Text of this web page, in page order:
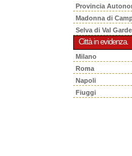
Provincia
Madonna di
Selva di Val
Città in evidenza.
Milano
Roma
Napoli
Fiuggi